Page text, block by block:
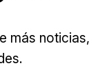
más noticias,